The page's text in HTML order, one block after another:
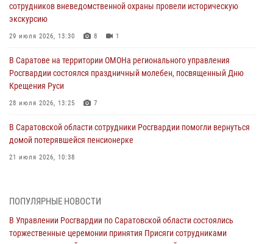
сотрудников вневедомственной охраны провели историческую
экскурсию
29 июля 2026, 13:30 8 1
В Саратове на территории ОМОНа регионального управления
Росгвардии состоялся праздничный молебен, посвященный Дню
Крещения Руси
28 июля 2026, 13:25 7
В Саратовской области сотрудники Росгвардии помогли вернуться
домой потерявшейся пенсионерке
21 июля 2026, 10:38
вневедомственной охраны и вручения ключей от новых
автомобилей для подразделений лицензионно-разрешительной
работы и государственного контроля.
ПОПУЛЯРНЫЕ НОВОСТИ
В Управлении Росгвардии по Саратовской области состоялись
торжественные церемонии принятия Присяги сотрудниками